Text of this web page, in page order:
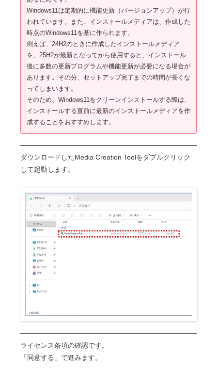
Windows11は定期的に機能更新（バージョンアップ）が行
われています。また、インストールメディアは、作成した
時点のWindows11を基に作られます。
例えば、24H2のときに作成したインストールメディア
を、25H2が最新となってから使用すると、インストール
後に多数の更新プログラムや機能更新が必要になる場合が
あります。その分、セットアップ完了までの時間が長くな
ってしまいます。
そのため、Windows11をクリーンインストールする際は、
インストールする直前に最新のインストールメディアを作
成することをおすすめします。
ダウンロードしたMedia Creation Toolをダブルクリック
して起動します。
ライセンス条項の確認です。
「同意する」で進みます。